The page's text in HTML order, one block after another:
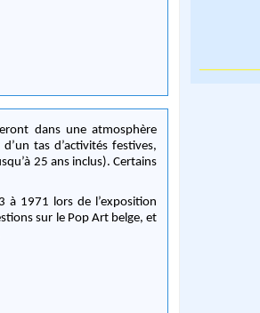
dans une atmosphère
tas d’activités festives,
25 ans inclus). Certains
à 1971 lors de l’exposition
sur le Pop Art belge, et